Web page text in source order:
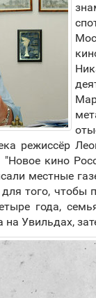
режиссёр
"Новое кино
местные
того, чтобы
года,
Увильдах,